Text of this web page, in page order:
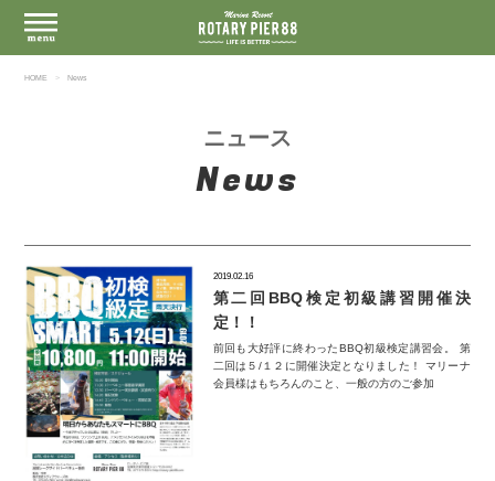
HOME News
ニュース
News
2019.02.16
第二回BBQ検定初級講習開催決
定！！
前回も大好評に終わったBBQ初級検定講習会。 第
二回は５/１２に開催決定となりました！ マリーナ
会員様はもちろんのこと、一般の方のご参加